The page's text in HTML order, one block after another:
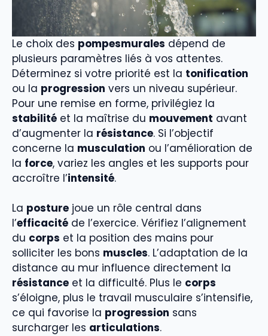
Le choix des pompesmurales dépend de
plusieurs paramètres liés à vos attentes.
Déterminez si votre priorité est la tonification
ou la progression vers un niveau supérieur.
Pour une remise en forme, privilégiez la
stabilité et la maîtrise du mouvement avant
d’augmenter la résistance. Si l’objectif
concerne la musculation ou l’amélioration de
la force, variez les angles et les supports pour
accroître l’intensité.
La posture joue un rôle central dans
l’efficacité de l’exercice. Vérifiez l’alignement
du corps et la position des mains pour
solliciter les bons muscles. L’adaptation de la
distance au mur influence directement la
résistance et la difficulté. Plus le corps
s’éloigne, plus le travail musculaire s’intensifie,
ce qui favorise la progression sans
surcharger les articulations.